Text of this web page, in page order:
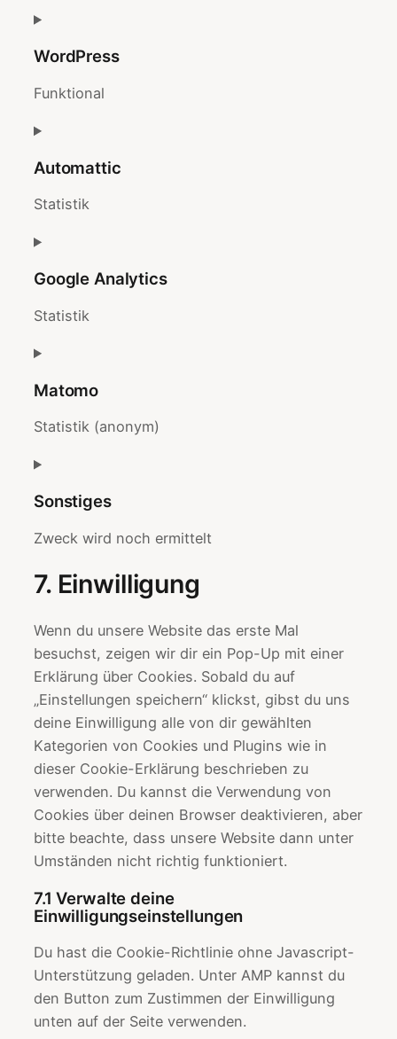
Consent
service
google-
services
WordPress
Funktional
Consent
service
wordpress
Automattic
Statistik
Consent
service
automattic
Google Analytics
Statistik
Consent
service
google-
Matomo
Statistik (anonym)
Consent
service
matomo
Sonstiges
Zweck wird noch ermittelt
Consent
to
service
sonstiges
7. Einwilligung
Wenn du unsere Website das erste Mal
besuchst, zeigen wir dir ein Pop-Up mit einer
Erklärung über Cookies. Sobald du auf
„Einstellungen speichern“ klickst, gibst du uns
deine Einwilligung alle von dir gewählten
Kategorien von Cookies und Plugins wie in
dieser Cookie-Erklärung beschrieben zu
verwenden. Du kannst die Verwendung von
Cookies über deinen Browser deaktivieren, aber
bitte beachte, dass unsere Website dann unter
Umständen nicht richtig funktioniert.
7.1 Verwalte deine
Einwilligungseinstellungen
Du hast die Cookie-Richtlinie ohne Javascript-
Unterstützung geladen. Unter AMP kannst du
den Button zum Zustimmen der Einwilligung
unten auf der Seite verwenden.